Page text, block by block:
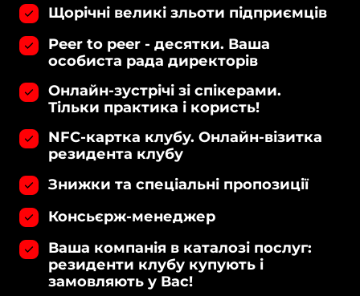
Щорічні великі зльоти підприємців
Peer to peer - десятки. Ваша
особиста рада директорів
Онлайн-зустрічі зі спікерами.
Тільки практика і користь!
NFC-картка клубу. Онлайн-візитка
резидента клубу
Знижки та спеціальні пропозиції
Консьєрж-менеджер
Ваша компанія в каталозі послуг:
резиденти клубу купують і
замовляють у Вас!